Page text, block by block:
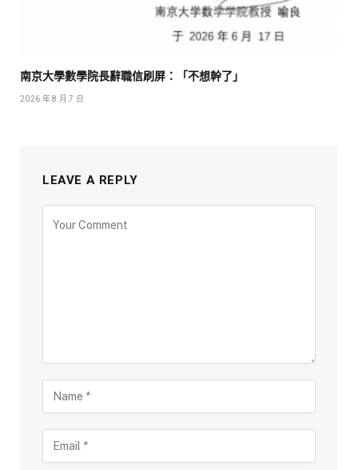
南京大學數學院長辭職信刷屏：「不想幹了」
2026 年 8 月 7 日
LEAVE A REPLY